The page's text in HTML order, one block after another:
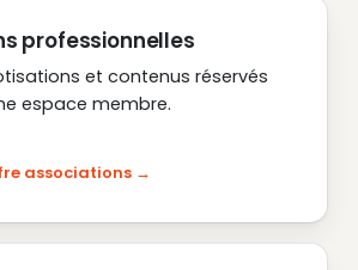
professionnelles
et contenus réservés
espace membre.
associations